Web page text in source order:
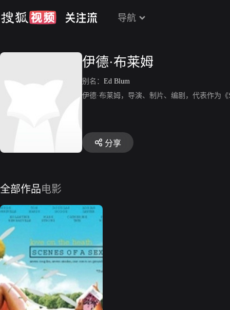
导航
伊德·布莱姆
别名： Ed Blum
伊德·布莱姆，导演、制片、编剧，代表作为《
分享
全部作品电影